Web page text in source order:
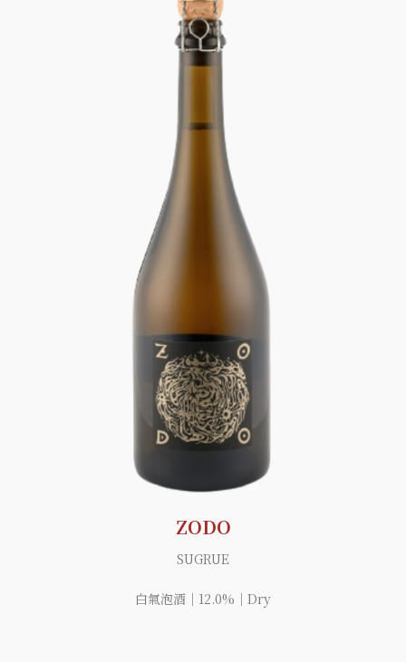
ZODO
SUGRUE
白氣泡酒｜12.0%｜Dry